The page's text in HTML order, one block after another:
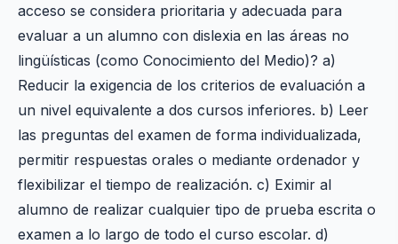
acceso se considera prioritaria y adecuada para
evaluar a un alumno con dislexia en las áreas no
lingüísticas (como Conocimiento del Medio)? a)
Reducir la exigencia de los criterios de evaluación a
un nivel equivalente a dos cursos inferiores. b) Leer
las preguntas del examen de forma individualizada,
permitir respuestas orales o mediante ordenador y
flexibilizar el tiempo de realización. c) Eximir al
alumno de realizar cualquier tipo de prueba escrita o
examen a lo largo de todo el curso escolar. d)